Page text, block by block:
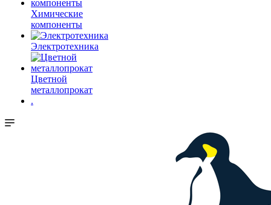
Химические
компоненты
Электротехника
Цветной
металлопрокат
.